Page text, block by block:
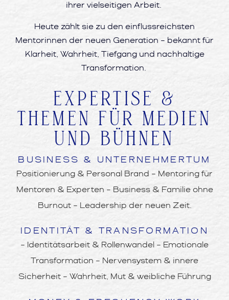
ihrer vielseitigen Arbeit.
Heute zählt sie zu den einflussreichsten
Mentorinnen der neuen Generation – bekannt für
Klarheit, Wahrheit, Tiefgang und nachhaltige
Transformation.
EXPERTISE &
THEMEN FÜR MEDIEN
UND BÜHNEN
BUSINESS & UNTERNEHMERTUM
Positionierung & Personal Brand – Mentoring für
Mentoren & Experten – Business & Familie ohne
Burnout – Leadership der neuen Zeit.
IDENTITÄT & TRANSFORMATION
– Identitätsarbeit & Rollenwandel – Emotionale
Transformation – Nervensystem & innere
Sicherheit – Wahrheit, Mut & weibliche Führung